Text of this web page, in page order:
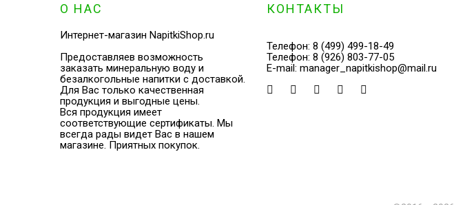
О НАС
Интернет-магазин NapitkiShop.ru
Предоставляев возможность
заказать минеральную воду и
безалкогольные напитки с доставкой.
Для Вас только качественная
продукция и выгодные цены.
Вся продукция имеет
соответствующие сертификаты. Мы
всегда рады видет Вас в нашем
магазине. Приятных покупок.
КОНТАКТЫ
Телефон: 8 (499) 499-18-49
Телефон: 8 (926) 803-77-05
E-mail: manager_napitkishop@mail.ru